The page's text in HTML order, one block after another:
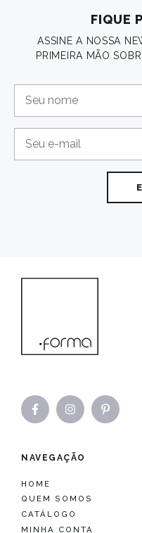
FIQUE
ASSINE A NOSSA
PRIMEIRA MÃO
NAVEGAÇÃO
HOME
QUEM SOMOS
CATÁLOGO
MINHA CONTA